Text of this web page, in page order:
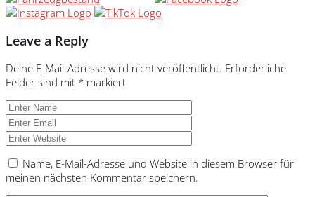
Leave a Reply
Deine E-Mail-Adresse wird nicht veröffentlicht. Erforderliche
Felder sind mit * markiert
Name, E-Mail-Adresse und Website in diesem Browser für
meinen nächsten Kommentar speichern.